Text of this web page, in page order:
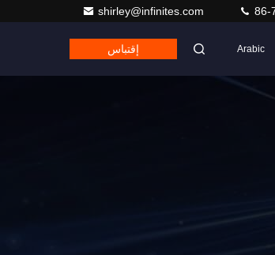
shirley@infinites.com 86-
Arabic إقتباس